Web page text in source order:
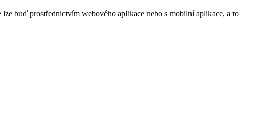
buď prostřednictvím webového aplikace nebo s mobilní aplikace, a to